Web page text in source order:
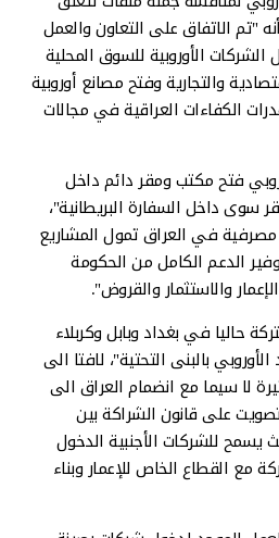
"تم الاتفاق على التعاون والعمل
الأوروبية للسوق المحلية
والتجارية وفتح مصانع أوروبية
الكفاءات العراقية في مجالات
فتح مكتب ومقر دائم داخل
سوى داخل السفارة البريطانية"،
مصرفية في العراق تمول المشاريع
الدعم الكامل من الحكومة
والاستثمار والقروض".
حاليا في بغداد وبابل وكربلاء
بالبنى التحتية"، لافتا الى
لا سيما مع انضمام العراق الى
على قانون الشراكة بين
يسمح للشركات الأجنبية الدخول
مع القطاع الخاص للإعمار وبناء